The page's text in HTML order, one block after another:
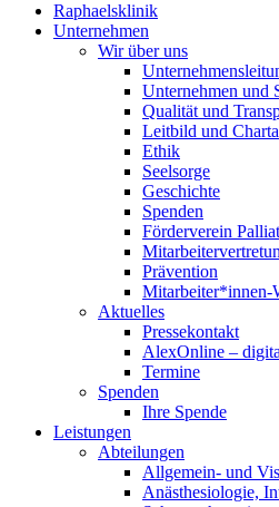
Raphaelsklinik
Unternehmen
Wir über uns
Unternehmen und
Qualität und
Leitbild und Charta
Ethik
Seelsorge
Geschichte
Spenden
Förderverein
Prävention
Mitarbeiter*innen-
Aktuelles
Pressekontakt
AlexOnline –
Termine
Spenden
Ihre Spende
Leistungen
Abteilungen
Allgemein- und
Anästhesiologie,